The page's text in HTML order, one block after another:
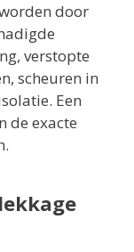
door
verstopte
scheuren in
Een
de exacte